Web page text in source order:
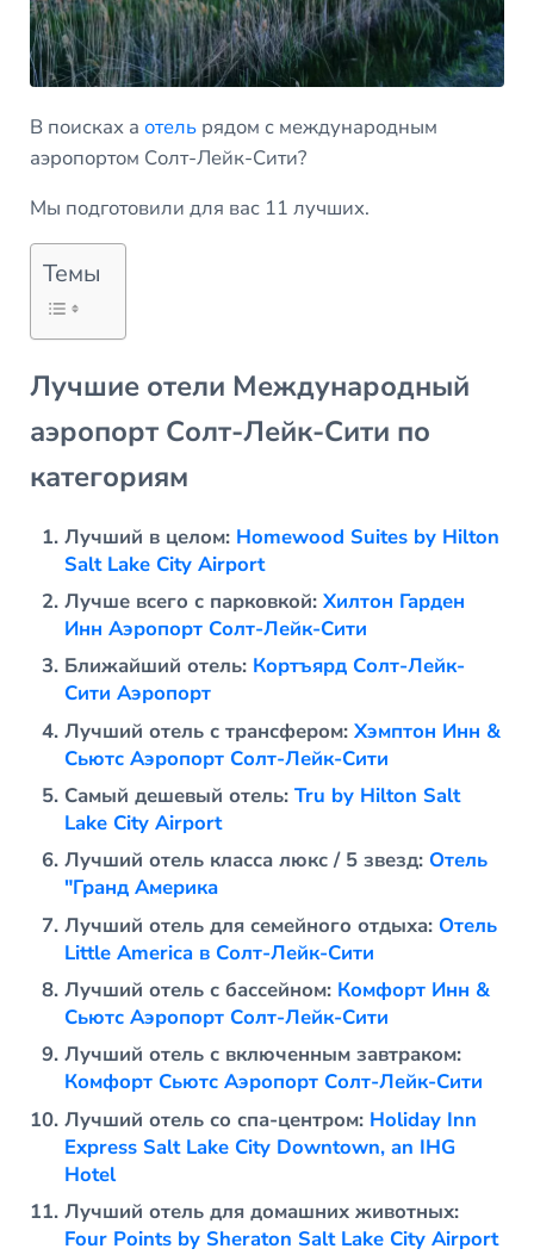
В поисках а отельрядом с международным
аэропортом Солт-Лейк-Сити?
Мы подготовили для вас 11 лучших.
Темы
Лучшие отели Международный
аэропорт Солт-Лейк-Сити по
категориям
Лучший в целом: Homewood Suites by Hilton
Salt Lake City Airport
Лучше всего с парковкой:Хилтон Гарден
Инн Аэропорт Солт-Лейк-Сити
Ближайший отель: Кортъярд Солт-Лейк-
Сити Аэропорт
Лучший отель с трансфером:Хэмптон Инн &
Сьютс Аэропорт Солт-Лейк-Сити
Самый дешевый отель:Tru by Hilton Salt
Lake City Airport
Лучший отель класса люкс / 5 звезд: Отель
"Гранд Америка
Лучший отель для семейного отдыха: Отель
Little America в Солт-Лейк-Сити
Лучший отель с бассейном: Комфорт Инн &
Сьютс Аэропорт Солт-Лейк-Сити
Лучший отель с включенным завтраком:
Комфорт Сьютс Аэропорт Солт-Лейк-Сити
Лучший отель со спа-центром: Holiday Inn
Express Salt Lake City Downtown, an IHG
Hotel
Лучший отель для домашних животных:
Four Points by Sheraton Salt Lake City Airport